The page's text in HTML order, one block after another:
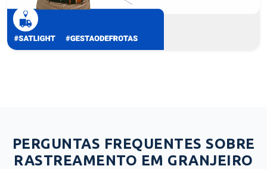
PERGUNTAS FREQUENTES SOBRE
RASTREAMENTO EM GRANJEIRO